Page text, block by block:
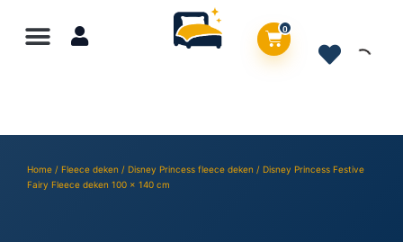
0
Home / Fleece deken / Disney Princess fleece deken / Disney Princess Festive
Fairy Fleece deken 100 x 140 cm